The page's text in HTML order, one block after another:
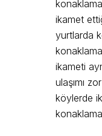
ikamet
yurtlarda
ikameti
ulaşımı
köylerde